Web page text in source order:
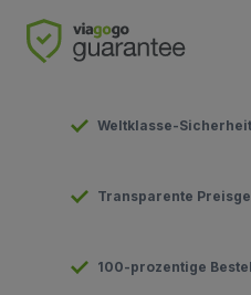
Weltklasse-
Transparente
100-prozentige